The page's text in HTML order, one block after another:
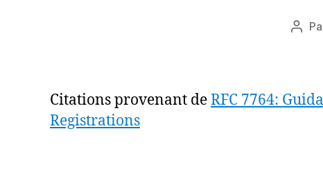
Citations provenant deRFC 7764:
Registrations